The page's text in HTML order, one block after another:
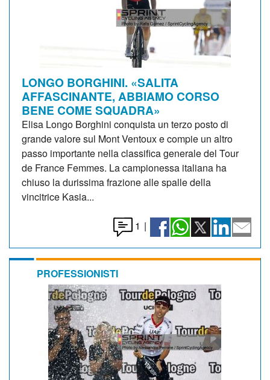
LONGO BORGHINI. «SALITA
AFFASCINANTE, ABBIAMO CORSO
BENE COME SQUADRA»
Elisa Longo Borghini conquista un terzo posto di
grande valore sul Mont Ventoux e compie un altro
passo importante nella classifica generale del Tour
de France Femmes. La campionessa italiana ha
chiuso la durissima frazione alle spalle della
vincitrice Kasia...
1 |
PROFESSIONISTI